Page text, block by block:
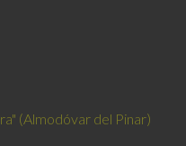
(Almodóvar del Pinar)